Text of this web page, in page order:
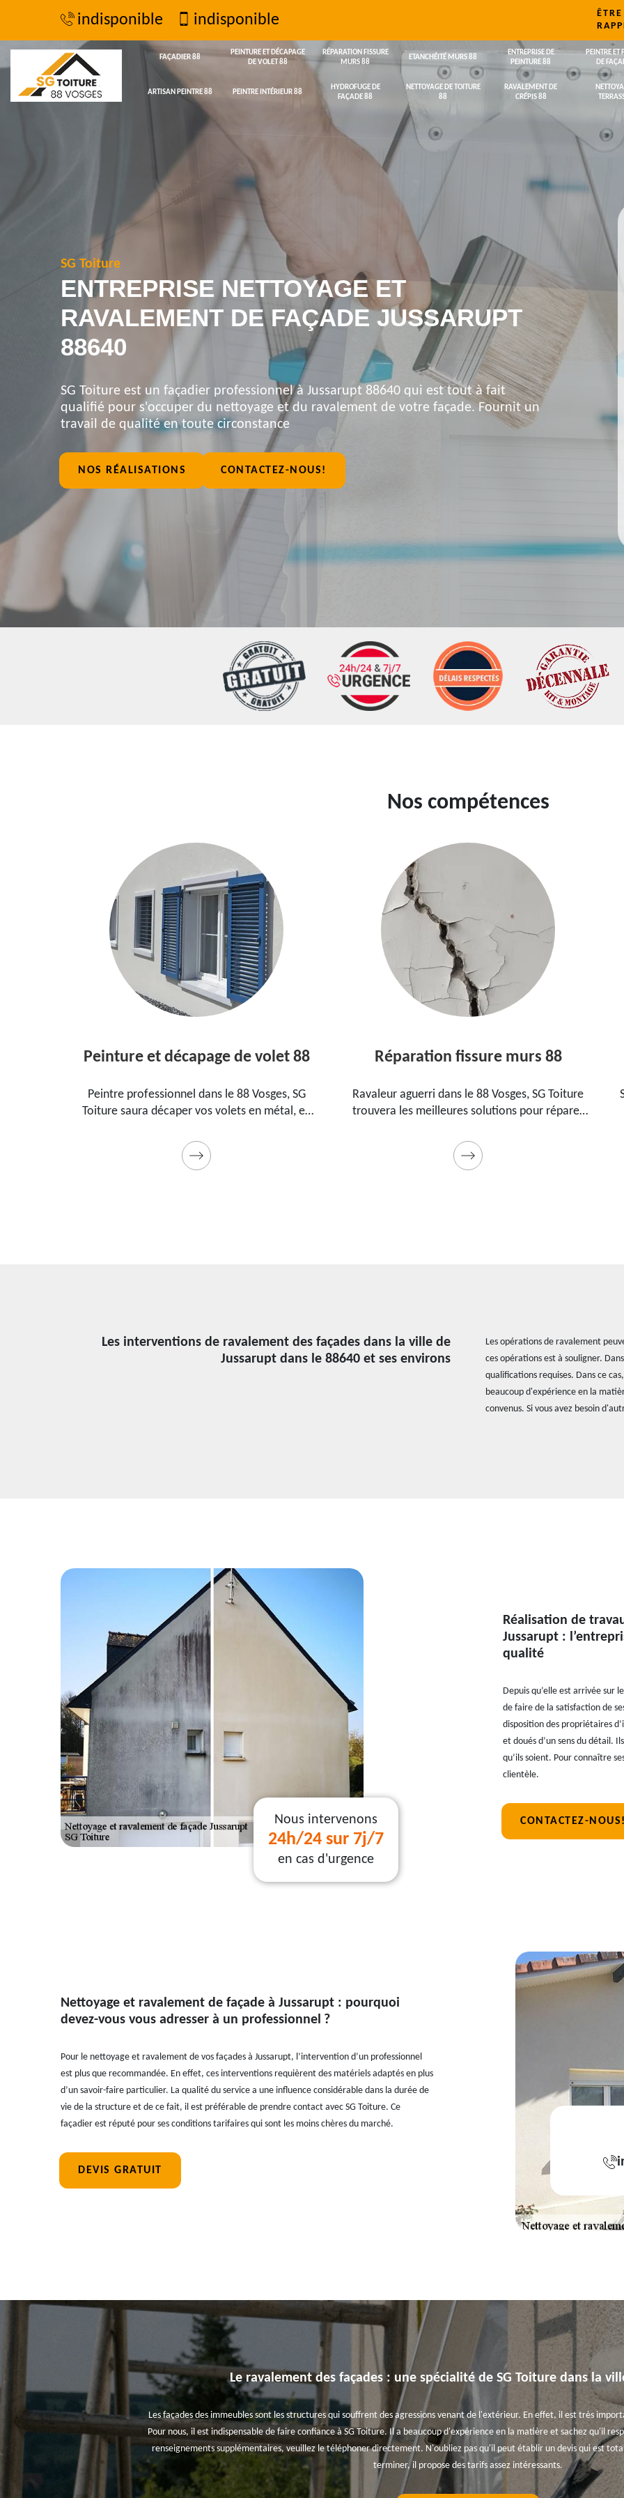
indisponible indisponible
ÊTRE
FAÇADIER 88
PEINTURE ET DÉCAPAGE
DE VOLET 88
RÉPARATION FISSURE
MURS 88
ETANCHÉITÉ MURS 88
ENTREPRISE DE
PEINTURE 88
PEINTRE ET
DE
ARTISAN PEINTRE 88 PEINTRE INTÉRIEUR 88
HYDROFUGE DE
FAÇADE 88
NETTOYAGE DE TOITURE
88
RAVALEMENT DE
CRÉPIS 88
SG Toiture
ENTREPRISE NETTOYAGE ET
RAVALEMENT DE FAÇADE JUSSARUPT
88640
SG Toiture est un façadier professionnel à Jussarupt 88640 qui est tout à fait
qualifié pour s'occuper du nettoyage et du ravalement de votre façade. Fournit un
travail de qualité en toute circonstance
NOS RÉALISATIONS CONTACTEZ-NOUS!
Nos compétences
Peinture et décapage de volet 88
Peintre professionnel dans le 88 Vosges, SG
Toiture saura décaper vos volets en métal, en
des produits et des peintures de qualité.
Réparation fissure murs 88
Ravaleur aguerri dans le 88 Vosges, SG Toiture
trouvera les meilleures solutions pour réparer
qualité et des matériels professionnels. Travaux
SG Toiture est
88 Vosges qui
Les interventions de ravalement des façades dans la ville de
Jussarupt dans le 88640 et ses environs
Les opérations de ravalement
ces opérations est à souligner.
qualifications requises. Dans ce
beaucoup d'expérience en la
convenus. Si vous avez besoin
Nous intervenons
24h/24 sur 7j/7
en cas d'urgence
Réalisation de
Jussarupt :
qualité
Depuis qu’elle est arrivée sur
de faire de la satisfaction de
disposition des propriétaires
et doués d’un sens du détail.
qu’ils soient. Pour connaître
clientèle.
CONTACTEZ-NOUS!
Nettoyage et ravalement de façade à Jussarupt : pourquoi
devez-vous vous adresser à un professionnel ?
Pour le nettoyage et ravalement de vos façades à Jussarupt, l’intervention d’un professionnel
est plus que recommandée. En effet, ces interventions requièrent des matériels adaptés en plus
d’un savoir-faire particulier. La qualité du service a une influence considérable dans la durée de
vie de la structure et de ce fait, il est préférable de prendre contact avec SG Toiture. Ce
façadier est réputé pour ses conditions tarifaires qui sont les moins chères du marché.
DEVIS GRATUIT
Le ravalement des façades : une spécialité de SG Toiture dans la
Les façades des immeubles sont les structures qui souffrent des agressions venant de l'extérieur. En effet, il est très
Pour nous, il est indispensable de faire confiance à SG Toiture. Il a beaucoup d'expérience en la matière et sachez qu'il
renseignements supplémentaires, veuillez le téléphoner directement. N'oubliez pas qu'il peut établir un devis qui est
terminer, il propose des tarifs assez intéressants.